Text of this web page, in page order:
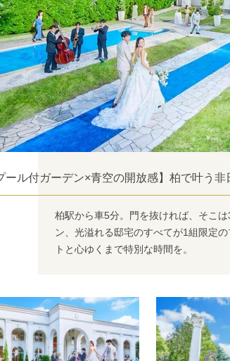
ール付ガーデン×青空の開放感】柏で叶う非
柏駅から車5分。門を抜ければ、そこ
ン、光溢れる邸宅のすべてが1組限定
トと心ゆくまで特別な時間を。